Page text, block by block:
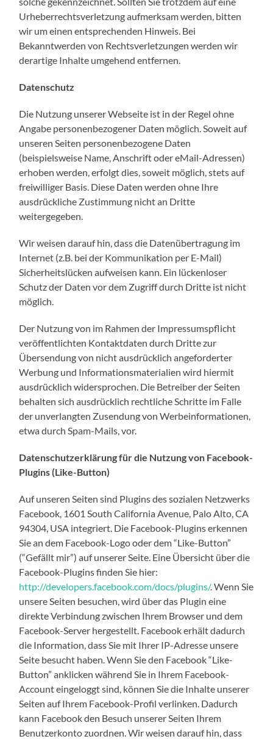
Urheberrechtsverletzung aufmerksam werden, bitten
wir um einen entsprechenden Hinweis. Bei
Bekanntwerden von Rechtsverletzungen werden wir
derartige Inhalte umgehend entfernen.
Datenschutz
Die Nutzung unserer Webseite ist in der Regel ohne
Angabe personenbezogener Daten möglich. Soweit auf
unseren Seiten personenbezogene Daten
(beispielsweise Name, Anschrift oder eMail-Adressen)
erhoben werden, erfolgt dies, soweit möglich, stets auf
freiwilliger Basis. Diese Daten werden ohne Ihre
ausdrückliche Zustimmung nicht an Dritte
weitergegeben.
Wir weisen darauf hin, dass die Datenübertragung im
Internet (z.B. bei der Kommunikation per E-Mail)
Sicherheitslücken aufweisen kann. Ein lückenloser
Schutz der Daten vor dem Zugriff durch Dritte ist nicht
möglich.
Der Nutzung von im Rahmen der Impressumspflicht
veröffentlichten Kontaktdaten durch Dritte zur
Übersendung von nicht ausdrücklich angeforderter
Werbung und Informationsmaterialien wird hiermit
ausdrücklich widersprochen. Die Betreiber der Seiten
behalten sich ausdrücklich rechtliche Schritte im Falle
der unverlangten Zusendung von Werbeinformationen,
etwa durch Spam-Mails, vor.
Datenschutzerklärung für die Nutzung von Facebook-
Plugins (Like-Button)
Auf unseren Seiten sind Plugins des sozialen Netzwerks
Facebook, 1601 South California Avenue, Palo Alto, CA
94304, USA integriert. Die Facebook-Plugins erkennen
Sie an dem Facebook-Logo oder dem “Like-Button”
(“Gefällt mir”) auf unserer Seite. Eine Übersicht über die
Facebook-Plugins finden Sie hier:
http://developers.facebook.com/docs/plugins/. Wenn Sie
unsere Seiten besuchen, wird über das Plugin eine
direkte Verbindung zwischen Ihrem Browser und dem
Facebook-Server hergestellt. Facebook erhält dadurch
die Information, dass Sie mit Ihrer IP-Adresse unsere
Seite besucht haben. Wenn Sie den Facebook “Like-
Button” anklicken während Sie in Ihrem Facebook-
Account eingeloggt sind, können Sie die Inhalte unserer
Seiten auf Ihrem Facebook-Profil verlinken. Dadurch
kann Facebook den Besuch unserer Seiten Ihrem
Benutzerkonto zuordnen. Wir weisen darauf hin, dass